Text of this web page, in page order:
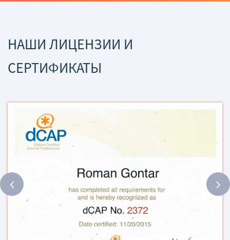
НАШИ ЛИЦЕНЗИИ И
СЕРТИФИКАТЫ